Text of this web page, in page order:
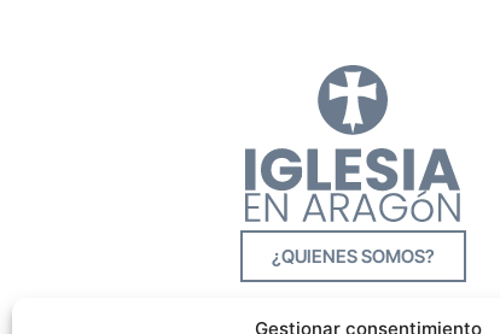
Gestionar consentimiento
¿QUIENES SOMOS?